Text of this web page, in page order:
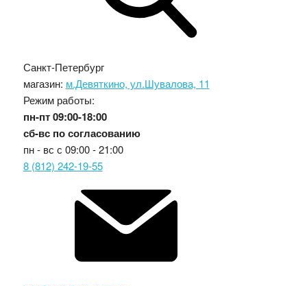
Санкт-Петербург
магазин: м.Девяткино, ул.Шувалова, 11
Режим работы:
пн-пт09:00-18:00
сб-вс по согласованию
пн - вс с 09:00 - 21:00
8 (812) 242-19-55